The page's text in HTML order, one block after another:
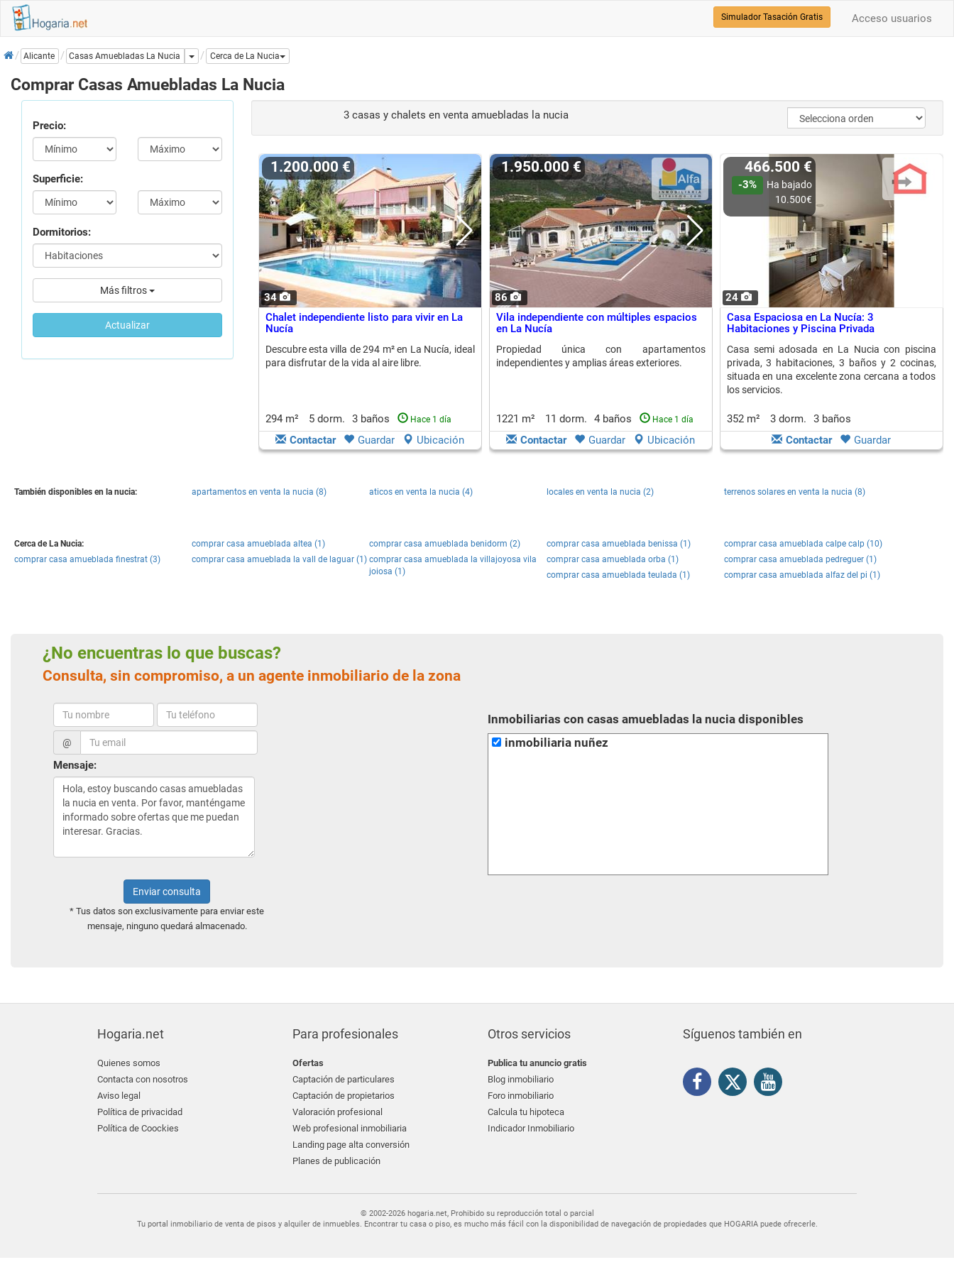
Acceso usuarios
Simulador Tasación Gratis
InicioAlicante Casas Amuebladas La Nucia Dropdown
Cerca de La Nucia
Comprar Casas Amuebladas La Nucia
Precio:
Superficie:
Dormitorios:
Más filtros
Actualizar
3 casas y chalets en venta amuebladas la nucia
34
1.200.000 €
Chalet independiente listo para vivir en La
Nucía
Descubre esta villa de 294 m² en La Nucía, ideal
para disfrutar de la vida al aire libre.
294 m² 5 dorm. 3 baños Hace 1 día
Contactar Guardar Ubicación
86
1.950.000 €
Vila independiente con múltiples espacios
en La Nucía
Propiedad única con apartamentos
independientes y amplias áreas exteriores.
1221 m² 11 dorm. 4 baños Hace 1 día
Contactar Guardar Ubicación
24
466.500 €
-3%
Ha bajado
10.500€
Casa Espaciosa en La Nucía: 3
Habitaciones y Piscina Privada
Casa semi adosada en La Nucia con piscina
privada, 3 habitaciones, 3 baños y 2 cocinas,
situada en una excelente zona cercana a todos
los servicios.
352 m² 3 dorm.
3 baños
Contactar
Guardar
También disponibles en la nucia: apartamentos en venta la nucia (8) aticos en venta la nucia (4) locales en venta la nucia (2) terrenos solares en venta la nucia (8)
Cerca de La Nucia: comprar casa amueblada altea (1) comprar casa amueblada benidorm (2) comprar casa amueblada benissa (1)
comprar casa amueblada calpe calp (10)
comprar casa amueblada finestrat (3)
comprar casa amueblada la vall de laguar (1) comprar casa amueblada la villajoyosa vila
joiosa (1)
comprar casa amueblada orba (1)
comprar casa amueblada pedreguer (1)
comprar casa amueblada teulada (1)
comprar casa amueblada alfaz del pi (1)
¿No encuentras lo que buscas?
Consulta, sin compromiso, a un agente inmobiliario de la zona
@
Mensaje:
Enviar consulta
* Tus datos son exclusivamente para enviar este
mensaje, ninguno quedará almacenado.
Inmobiliarias con casas amuebladas la nucia disponibles
inmobiliaria nuñez
Hogaria.net
Quienes somos
Contacta con nosotros
Aviso legal
Política de privacidad
Política de Coockies
Para profesionales
Ofertas
Captación de particulares
Captación de propietarios
Valoración profesional
Web profesional inmobiliaria
Landing page alta conversión
Planes de publicación
Otros servicios
Publica tu anuncio gratis
Blog inmobiliario
Foro inmobiliario
Calcula tu hipoteca
Indicador Inmobiliario
Síguenos también en
© 2002-2026 hogaria.net, Prohibido su reproducción total o parcial
Tu portal inmobiliario de venta de pisos y alquiler de inmuebles. Encontrar tu casa o piso, es mucho más fácil con la disponibilidad de navegación de propiedades que HOGARIA puede ofrecerle.